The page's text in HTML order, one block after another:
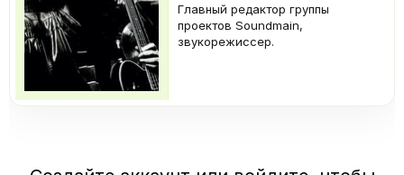
Главный редактор группы
проектов Soundmain,
звукорежиссер.